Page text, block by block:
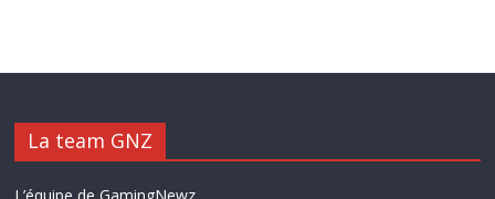
La team GNZ